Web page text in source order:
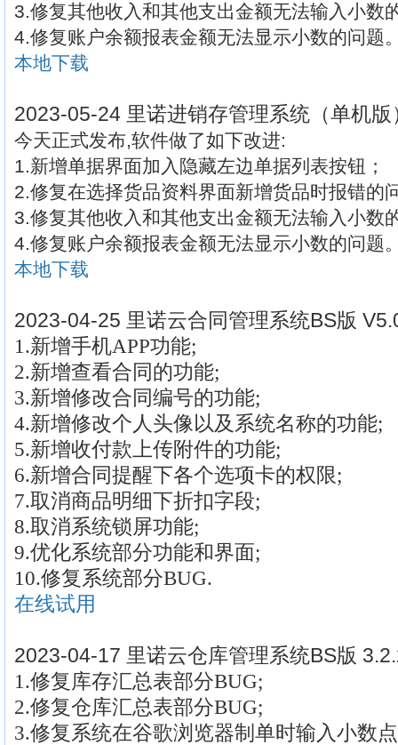
3.修复其他收入和其他支出金额无法输入小数
4.修复账户余额报表金额无法显示小数的问题
本地下载
2023-05-24 里诺进销存管理系统（单机
今天正式发布,软件做了如下改进:
1.新增单据界面加入隐藏左边单据列表按钮；
2.修复在选择货品资料界面新增货品时报错的
3.修复其他收入和其他支出金额无法输入小数
4.修复账户余额报表金额无法显示小数的问题
本地下载
2023-04-25 里诺云合同管理系统BS版
1.新增手机APP功能;
2.新增查看合同的功能;
3.新增修改合同编号的功能;
4.新增修改个人头像以及系统名称的功能;
5.新增收付款上传附件的功能;
6.新增合同提醒下各个选项卡的权限;
7.取消商品明细下折扣字段;
8.取消系统锁屏功能;
9.优化系统部分功能和界面;
10.修复系统部分BUG.
在线试用
2023-04-17 里诺云仓库管理系统BS版
1.修复库存汇总表部分BUG;
2.修复仓库汇总表部分BUG;
3.修复系统在谷歌浏览器制单时输入小数